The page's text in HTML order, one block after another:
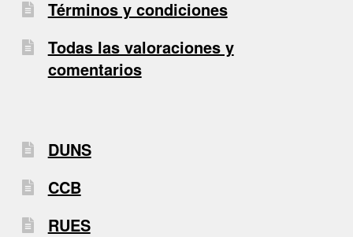
Términos y condiciones
Todas las valoraciones y
comentarios
DUNS
CCB
RUES